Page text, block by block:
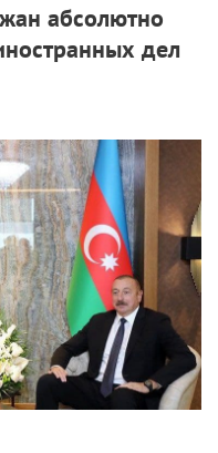
абсолютно
дел